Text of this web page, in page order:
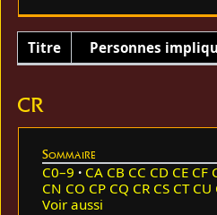
Titre Personnes
CR
Sommaire
C0–9 CA CB CC CD CE CF
CN CO CP CQ CR CS CT CU
Voir aussi